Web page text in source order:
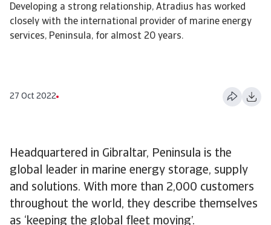
Developing a strong relationship, Atradius has worked
closely with the international provider of marine energy
services, Peninsula, for almost 20 years.
27 Oct 2022
Headquartered in Gibraltar, Peninsula is the
global leader in marine energy storage, supply
and solutions. With more than 2,000 customers
throughout the world, they describe themselves
as ‘keeping the global fleet moving’.